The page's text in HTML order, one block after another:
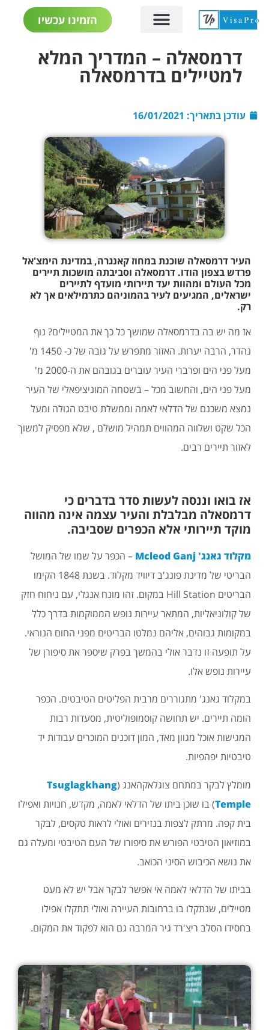
הזמינו עכשיו
דרמסאלה – המדריך המלא
למטיילים בדרמסאלה
עודכן בתאריך: 16/01/2021
העיר דרמסאלה שוכנת במחוז קאנגרה, במדינת הימצ'אל
פרדש בצפון הודו. דרמסאלה וסביבתה מושכות תיירים
מכל העולם ומהוות יעד תיירותי מועדף לתיירים
ישראלים, המגיעים לעיר בהמוניהם כתרמילאים אך לא
רק.
אז מה יש בה בדרמסאלה שמושך כל כך את המטיילים? נוף
נהדר, הרבה יערות. האזור מתפרש על גובה של כ- 1450 מ'
מעל פני הים ופרברי העיר עוברים בגובהם את ה-2000 מ'
מעל פני הים, והחשוב מכל – בשטחה המוניציפאלי של העיר
נמצא משכנם של הדלאי לאמה וממשלת טיבט הגולה ומעל
הכל שקט ושלווה המהווים תמהיל מושלם , שלא מפסיק למשוך
לאזור תיירים רבים.
אז בואו וננסה לעשות סדר בדברים כי
דרמסאלה מבלבלת והעיר עצמה אינה מהווה
מוקד תיירותי אלא הכפרים שסביבה.
מקלוד גאנג' Mcleod Ganj
– הכפר על שמו של המושל
הבריטי של מדינת פונג'ב דיוויד מקלוד. בשנת 1848 הקימו
הבריטים Hill Station במקום. זהו מונח אנגלי, עם ניחוח חזק
של קולוניאליות, המתאר עיירות נופש הממוקמות בדרך כלל
במקומות גבוהים, אליהם נמלטו הבריטים מפני החום הנוראי.
על תופעה זו נדבר אולי בהמשך בפרק שיספר את סיפורן של
עיירות נופש אלו.
במקלוד גאנג' מתגוררים מרבית הפליטים הטיבטים. הכפר
הומה תיירים. יש תחושה קוסמופוליטית, מסעדות רבות
המגישות אוכל מגוון מאד, המון דוכנים המוכרים עבודות יד
טיבטיות יפהפיות.
מומלץ לבקר במתחם צוגלאקהאנג (Tsuglagkhang
Temple) בו שוכן ביתו של הדלאי לאמה, מקדש, חנויות ואפילו
בית קפה. מרתק לצפות בנזירים ואולי לראות טקסים, לבקר
במוזיאון הטיבטי הפורש את סיפורו של העם הטיבטי ומעלה גם
את נושא הכיבוש הסיני הכואב.
בביתו של הדלאי לאמה אי אפשר לבקר אבל יש לא מעט
מטיילים, שנתקלו בו ברחובות העיירה ואולי תתקלו אפילו
בחסידו הסלב ריצ'רד גיר המרבה גם הוא לפקוד את המקום.